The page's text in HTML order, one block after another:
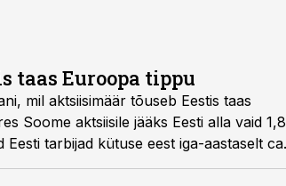
taas Euroopa tippu
mil aktsiisimäär tõuseb Eestis taas
Soome aktsiisile jääks Eesti alla vaid 1,8
Eesti tarbijad kütuse eest iga-aastaselt ca
Vaht.